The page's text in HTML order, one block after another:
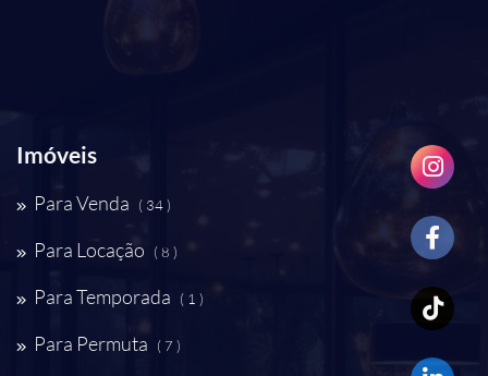
Imóveis
Para Venda ( 34 )
Para Locação ( 8 )
Para Temporada ( 1 )
Para Permuta ( 7 )